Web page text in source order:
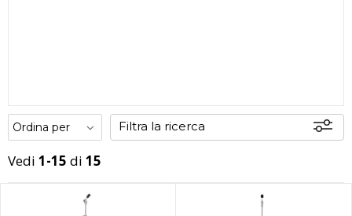
Filtra la ricerca
Vedi 1-15 di 15